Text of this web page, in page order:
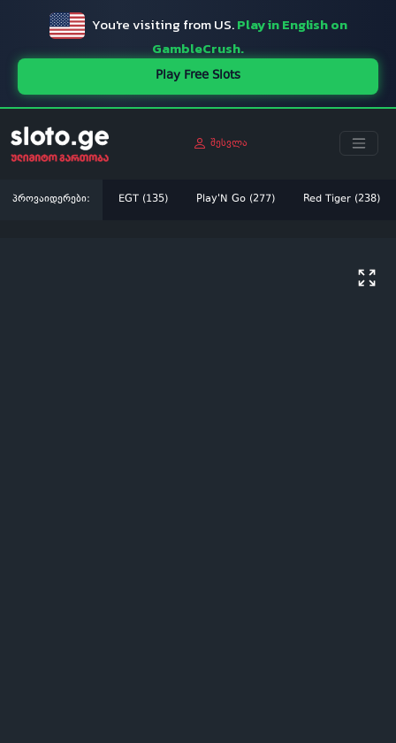
You're visiting from US.Play in English on
GambleCrush.
Play Free Slots
შესვლა
პროვაიდერები: EGT (135) Play'N Go (277) Red Tiger (238)